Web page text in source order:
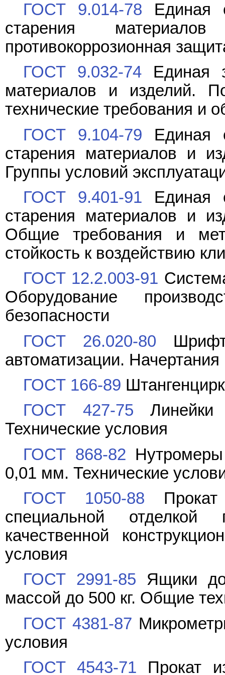
ГОСТ 9.014-78 Единая
старения
противокоррозионная
ГОСТ 9.032-74Единая
материалов и изделий.
технические требования и
ГОСТ 9.104-79 Единая
старения материалов и
Группы условий
ГОСТ 9.401-91 Единая
старения материалов и
Общие требования и
стойкость к воздействию
ГОСТ 12.2.003-91
Оборудование
безопасности
ГОСТ 26.020-80
автоматизации.
ГОСТ 166-89
ГОСТ 427-75 Линейки
Технические условия
ГОСТ 868-82
0,01 мм. Технические
ГОСТ 1050-88 Прокат
специальной отделкой
качественной
условия
ГОСТ 2991-85 Ящики
массой до 500 кг. Общие
ГОСТ 4381-87
условия
ГОСТ 4543-71 Прокат